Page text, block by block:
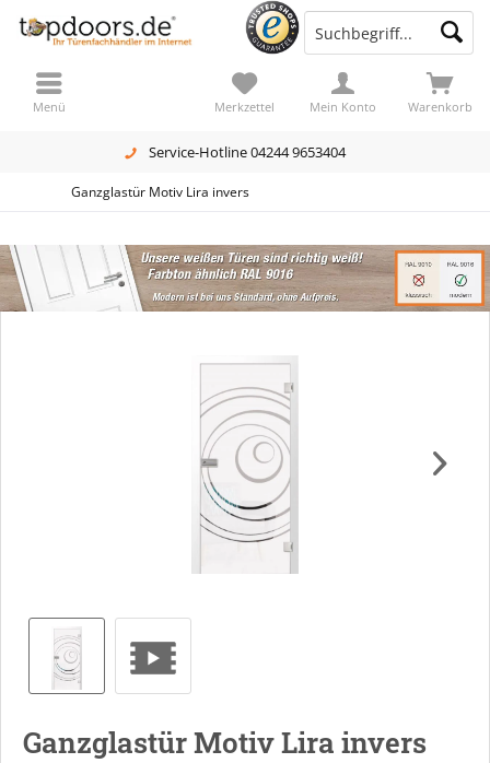
Service-Hotline 04244 9653404
Warenkorb
Merkzettel Mein Konto
Menü
Ganzglastür Motiv Lira invers
Ganzglastür Motiv Lira invers